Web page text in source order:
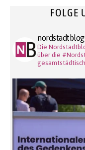
FOLGE
Die
über die